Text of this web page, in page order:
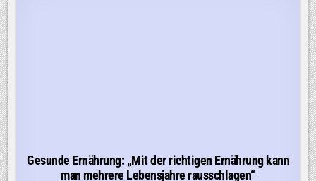
Gesunde Ernährung: „Mit der richtigen Ernährung kann
man mehrere Lebensjahre rausschlagen“